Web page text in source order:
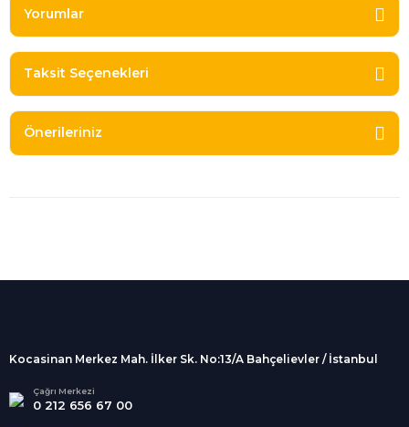
Yorumlar
Taksit Seçenekleri
Önerileriniz
Alışveriş
kargolanmaktadır.
Tüm Kredi Kartlarına taksit
seçenekleri
Kocasinan Merkez Mah. İlker Sk. No:13/A Bahçelievler / İstanbul
Çağrı Merkezi
0 212 656 67 00